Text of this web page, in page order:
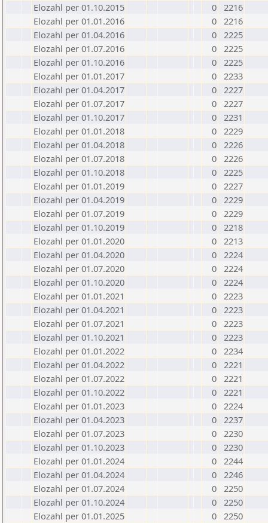
Elozahl per 01.10.2015
0 2216
Elozahl per 01.01.2016
0 2216
Elozahl per 01.04.2016
0 2225
Elozahl per 01.07.2016
0 2225
Elozahl per 01.10.2016
0 2225
Elozahl per 01.01.2017
0 2233
Elozahl per 01.04.2017
0 2227
Elozahl per 01.07.2017
0 2227
Elozahl per 01.10.2017
0 2231
Elozahl per 01.01.2018
0 2229
Elozahl per 01.04.2018
0 2226
Elozahl per 01.07.2018
0 2226
Elozahl per 01.10.2018
0 2225
Elozahl per 01.01.2019
0 2227
Elozahl per 01.04.2019
0 2229
Elozahl per 01.07.2019
0 2229
Elozahl per 01.10.2019
0 2218
Elozahl per 01.01.2020
0 2213
Elozahl per 01.04.2020
0 2224
Elozahl per 01.07.2020
0 2224
Elozahl per 01.10.2020
0 2224
Elozahl per 01.01.2021
0 2223
Elozahl per 01.04.2021
0 2223
Elozahl per 01.07.2021
0 2223
Elozahl per 01.10.2021
0 2223
Elozahl per 01.01.2022
0 2234
Elozahl per 01.04.2022
0 2221
Elozahl per 01.07.2022
0 2221
Elozahl per 01.10.2022
0 2221
Elozahl per 01.01.2023
0 2224
Elozahl per 01.04.2023
0 2237
Elozahl per 01.07.2023
0 2230
Elozahl per 01.10.2023
0 2230
Elozahl per 01.01.2024
0 2244
Elozahl per 01.04.2024
0 2246
Elozahl per 01.07.2024
0 2250
Elozahl per 01.10.2024
0 2250
Elozahl per 01.01.2025
0 2250